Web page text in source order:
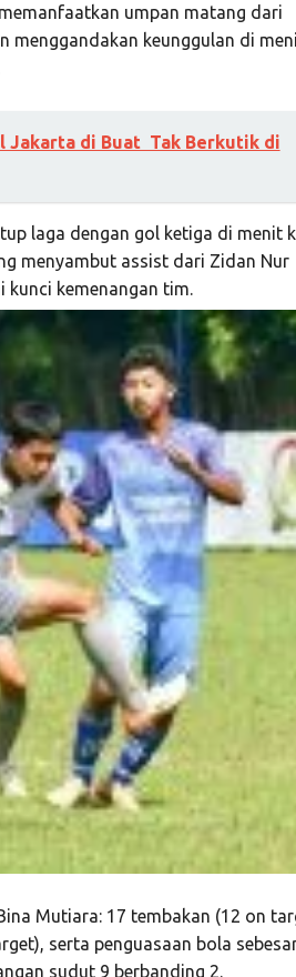
umpan matang dari
menggandakan keunggulan di
Jakarta di Buat Tak Berkutik di
laga dengan gol ketiga di menit
menyambut assist dari Zidan Nur
kunci kemenangan tim.
Mutiara: 17 tembakan (12 on
serta penguasaan bola
sudut 9 berbanding 2.